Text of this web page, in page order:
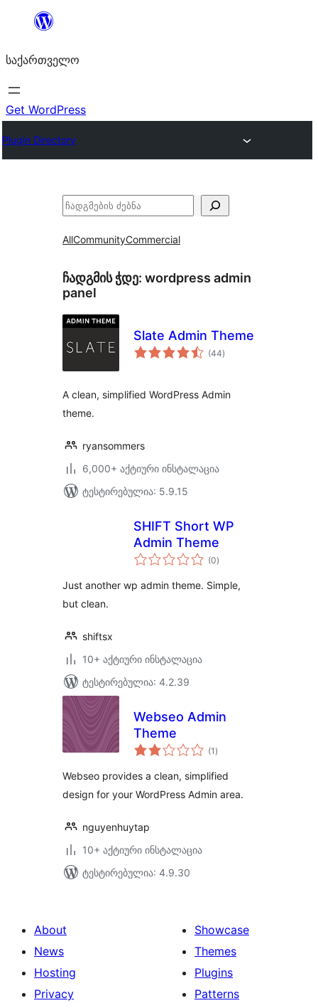
შიგთავსზე
საქართველო
Get WordPress
Plugin Directory
ძებნა
AllCommunityCommercial
ჩადგმის ჭდე: wordpress admin
panel
Slate Admin Theme
(44საერთო
რეიტინგი
)
A clean, simplified WordPress Admin
theme.
ryansommers
6,000+ აქტიური ინსტალაცია
ტესტირებულია: 5.9.15
SHIFT Short WP
Admin Theme
(0საერთო
რეიტინგი
)
Just another wp admin theme. Simple,
but clean.
shiftsx
10+ აქტიური ინსტალაცია
ტესტირებულია: 4.2.39
Webseo Admin
Theme
(1 საერთო
რეიტინგი
)
Webseo provides a clean, simplified
design for your WordPress Admin area.
nguyenhuytap
10+ აქტიური ინსტალაცია
ტესტირებულია: 4.9.30
About
News
Hosting
Privacy
Showcase
Themes
Plugins
Patterns